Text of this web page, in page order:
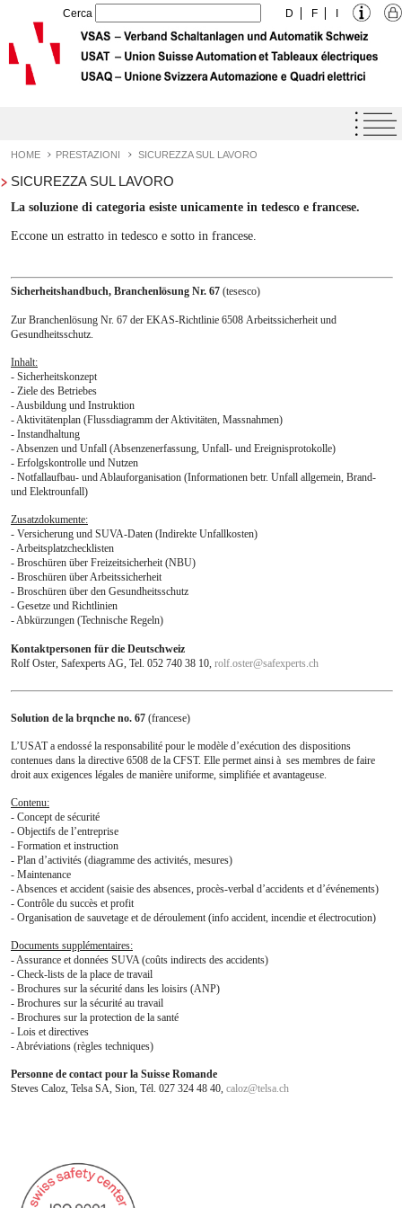
Cerca D F
Agenda
Label di Qualità USAQ
Prestazioni
Novità
Eventi
Basi di calcolo
Sicurezza sul lavoro
Statistica
Servizio giuridico
Rivista Info
L'Unione
Formazione
Downloads
Offerte di lavoro
Contatto
Links
HOME PRESTAZIONI SICUREZZA SUL LAVORO
SICUREZZA SUL LAVORO
La soluzione di categoria esiste unicamente in tedesco e francese.
Eccone un estratto in tedesco e sotto in francese.
Sicherheitshandbuch, Branchenlösung Nr. 67 (tesesco)
Zur Branchenlösung Nr. 67 der EKAS-Richtlinie 6508 Arbeitssicherheit und
Gesundheitsschutz.
Inhalt:
- Sicherheitskonzept
- Ziele des Betriebes
- Ausbildung und Instruktion
- Aktivitätenplan (Flussdiagramm der Aktivitäten, Massnahmen)
- Instandhaltung
- Absenzen und Unfall (Absenzenerfassung, Unfall- und Ereignisprotokolle)
- Erfolgskontrolle und Nutzen
- Notfallaufbau- und Ablauforganisation (Informationen betr. Unfall allgemein, Brand-
und Elektrounfall)
Zusatzdokumente:
- Versicherung und SUVA-Daten (Indirekte Unfallkosten)
- Arbeitsplatzchecklisten
- Broschüren über Freizeitsicherheit (NBU)
- Broschüren über Arbeitssicherheit
- Broschüren über den Gesundheitsschutz
- Gesetze und Richtlinien
- Abkürzungen (Technische Regeln)
Kontaktpersonen für die Deutschweiz
Rolf Oster, Safexperts AG, Tel. 052 740 38 10, rolf.oster@safexperts.ch
Solution de la brqnche no. 67 (francese)
L’USAT a endossé la responsabilité pour le modèle d’exécution des dispositions
contenues dans la directive 6508 de la CFST. Elle permet ainsi à ses membres de faire
droit aux exigences légales de manière uniforme, simplifiée et avantageuse.
Contenu:
- Concept de sécurité
- Objectifs de l’entreprise
- Formation et instruction
- Plan d’activités (diagramme des activités, mesures)
- Maintenance
- Absences et accident (saisie des absences, procès-verbal d’accidents et d’événements)
- Contrôle du succès et profit
- Organisation de sauvetage et de déroulement (info accident, incendie et électrocution)
Documents supplémentaires:
- Assurance et données SUVA (coûts indirects des accidents)
- Check-lists de la place de travail
- Brochures sur la sécurité dans les loisirs (ANP)
- Brochures sur la sécurité au travail
- Brochures sur la protection de la santé
- Lois et directives
- Abréviations (règles techniques)
Personne de contact pour la Suisse Romande
Steves Caloz, Telsa SA, Sion, Tél. 027 324 48 40, caloz@telsa.ch